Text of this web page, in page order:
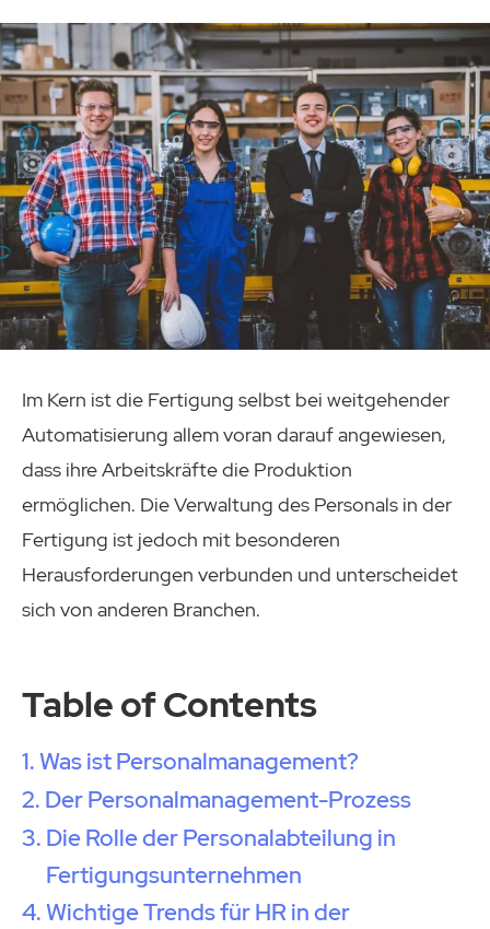
Im Kern ist die Fertigung selbst bei weitgehender
Automatisierung allem voran darauf angewiesen,
dass ihre Arbeitskräfte die Produktion
ermöglichen. Die Verwaltung des Personals in der
Fertigung ist jedoch mit besonderen
Herausforderungen verbunden und unterscheidet
sich von anderen Branchen.
Table of Contents
Was ist Personalmanagement?
Der Personalmanagement-Prozess
Die Rolle der Personalabteilung in
Fertigungsunternehmen
Wichtige Trends für HR in der